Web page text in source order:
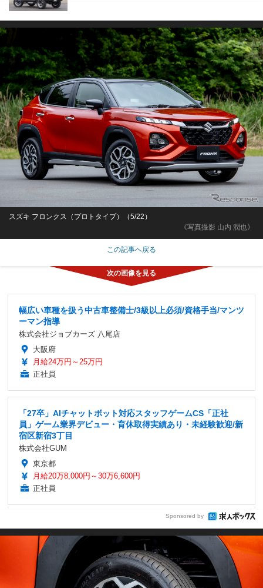
《写真撮影 山内 潤也》
スズキ フロンクス（プロトタイプ）（5/22）
この記事へ戻る
幅広い車種を扱う中古車整備士/3級以上必須/資格手当/マンツ
ーマン指導
株式会社ジョブカーズ 八尾店
大阪府
月給24万円～25万円
正社員
「27卒」AIチャットボット対応スタッフゲームCS「正社
員」ゲーム業界デビュー・育休取得実績あり・未経験歓迎/新
宿区新宿3丁目
株式会社GUM
東京都
月給20万8,000円～30万6,600円
正社員
Sponsored by